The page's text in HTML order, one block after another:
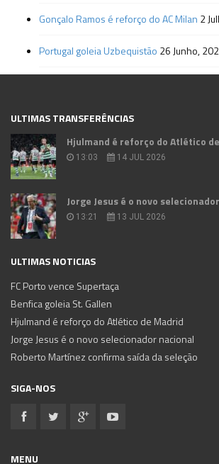
Gonçalo Ramos é reforço do AC Milan 2
Portugal goleia Uzbequistão 26 Junho,
ULTIMAS TRANSFERÊNCIAS
Hjulmand é reforço do Atlético
13:03 14 JUL 2026
Jorge Jesus é o novo
13:21 13 JUL 2026
ULTIMAS NOTICIAS
FC Porto vence Supertaça
Benfica goleia St. Gallen
Hjulmand é reforço do Atlético de Madrid
Jorge Jesus é o novo selecionador nacional
Roberto Martínez confirma saída da seleção
SIGA-NOS
MENU